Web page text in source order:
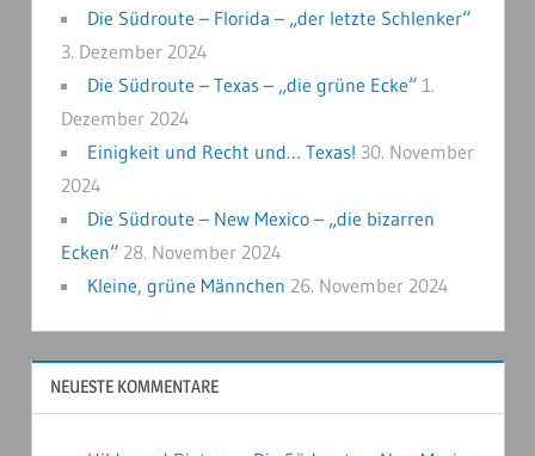
Die Südroute – Florida – „der letzte Schlenker“
3. Dezember 2024
Die Südroute – Texas – „die grüne Ecke“ 1.
Dezember 2024
Einigkeit und Recht und… Texas! 30. November
2024
Die Südroute – New Mexico – „die bizarren
Ecken“ 28. November 2024
Kleine, grüne Männchen 26. November 2024
NEUESTE KOMMENTARE